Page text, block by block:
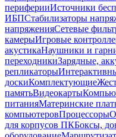
периферииИсточники
ИБПСтабилизаторы
напряженияСетевые
камерыИгровые
акустикаНаушники и
переходникиЗарядные,
репликаторы
доскиКомплектующие
памятьВидеокарты
питанияМатеринские
компьютеровПроцессоры
для корпусов ПКБоксы,